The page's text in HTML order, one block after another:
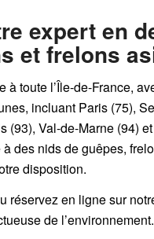
expert en
et frelons
à toute l’Île-de-France,
incluant Paris (75),
Val-de-Marne (94)
à des nids de guêpes,
disposition.
réservez en ligne sur
de l’environnement.